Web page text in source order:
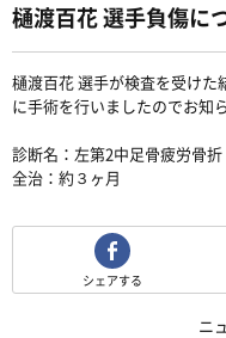
樋渡百花 選手負傷に
樋渡百花 選手が検査を受けた
に手術を行いましたのでお知
診断名：左第2中足骨疲労骨折
全治：約３ヶ月
シェアする
ニ